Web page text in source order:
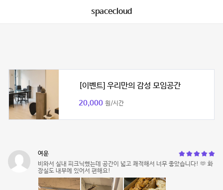
spacecloud
[이벤트] 우리만의 감성 모임공간
20,000 원/시간
여운
비와서 실내 피크닉했는데 공간이 넓고 쾌적해서 너무 좋았습니다! 🫶 화
장실도 내부에 있어서 편해요!